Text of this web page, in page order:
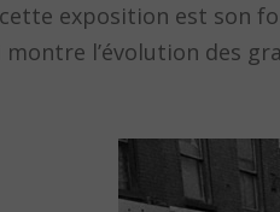
exposition est son
l’évolution des